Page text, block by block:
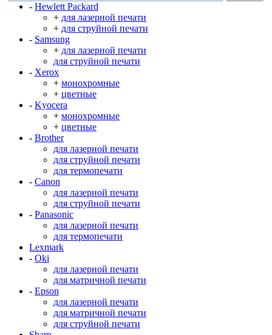
- Hewlett Packard
+ для лазерной печати
+ для струйной печати
- Samsung
+ для лазерной печати
для струйной печати
- Xerox
+ монохромные
+ цветные
- Kyocera
+ монохромные
+ цветные
- Brother
для лазерной печати
для струйной печати
для термопечати
- Canon
для лазерной печати
для струйной печати
- Panasonic
для лазерной печати
для термопечати
Lexmark
- Oki
для лазерной печати
для матричной печати
- Epson
для лазерной печати
для матричной печати
для струйной печати